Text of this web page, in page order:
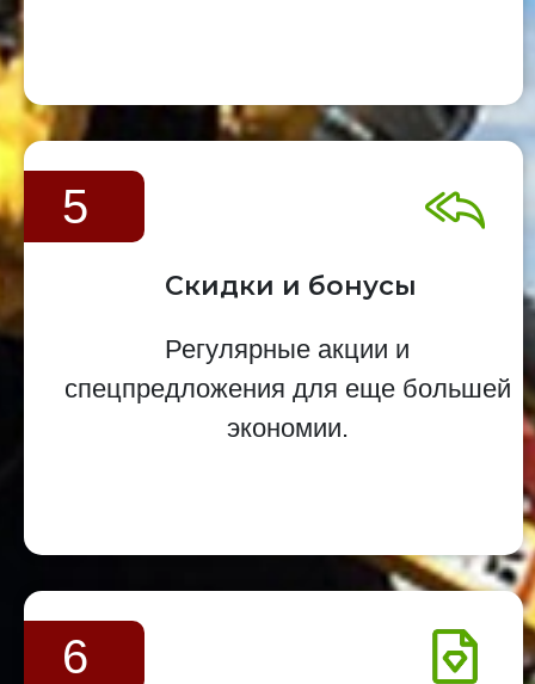
5
Скидки и бонусы
Регулярные акции и
спецпредложения для еще большей
экономии.
6